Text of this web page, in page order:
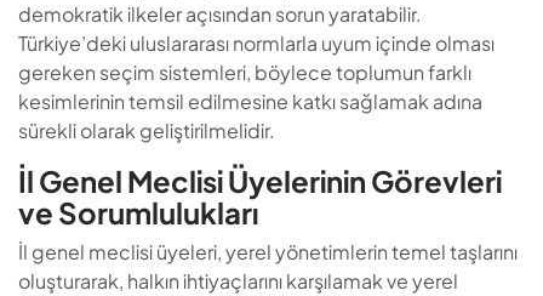
demokratik ilkeler açısından sorun yaratabilir.
Türkiye’deki uluslararası normlarla uyum içinde olması
gereken seçim sistemleri, böylece toplumun farklı
kesimlerinin temsil edilmesine katkı sağlamak adına
sürekli olarak geliştirilmelidir.
İl Genel Meclisi Üyelerinin Görevleri
ve Sorumlulukları
İl genel meclisi üyeleri, yerel yönetimlerin temel taşlarını
oluşturarak, halkın ihtiyaçlarını karşılamak ve yerel